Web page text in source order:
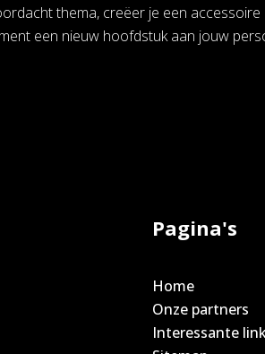
thema, creëer je een
een nieuw hoofdstuk aan jouw
Pagina's
Home
Onze partners
Interessante